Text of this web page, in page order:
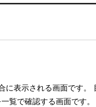
表示される画面です。
覧で確認する画面です